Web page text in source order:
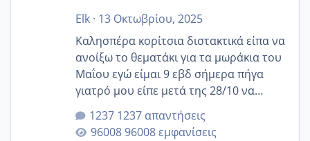
Elk· 13 Οκτωβρίου, 2025
Καλησπέρα κορίτσια διστακτικά είπα να
ανοίξω το θεματάκι για τα μωράκια του
Μαΐου εγώ είμαι 9 εβδ σήμερα πήγα
γιατρό μου είπε μετά της 28/10 να
κλείσω ραντεβού για την αυχενική είναι
καμιά άλλη κοπέλα να γεννάει Μάιο ;;
1237 απαντήσεις
96008 εμφανίσεις